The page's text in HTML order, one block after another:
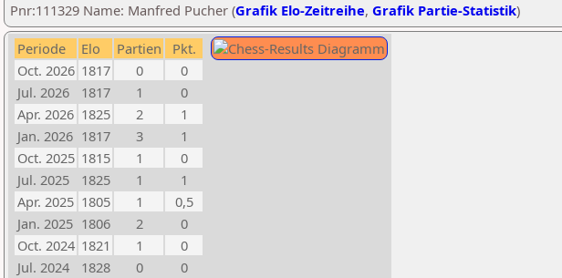
Pnr:111329 Name: Manfred Pucher (Grafik Elo-Zeitreihe, Grafik Partie-Statistik)
Periode Elo Partien
Pkt.
Oct. 2026 1817 0
0
Jul. 2026
1817 1
0
Apr. 2026 1825 2
1
Jan. 2026 1817 3
1
Oct. 2025 1815 1
0
Jul. 2025
1825 1
1
Apr. 2025 1805 1
0,5
Jan. 2025 1806 2
0
Oct. 2024 1821 1
0
Jul. 2024
1828 0
0